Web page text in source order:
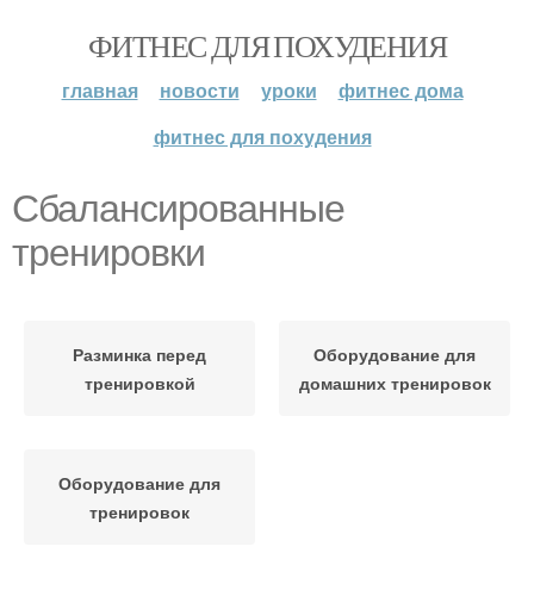
ФИТНЕС ДЛЯ ПОХУДЕНИЯ
главная новости уроки
фитнес дома
фитнес для похудения
Сбалансированные
тренировки
Разминка перед
тренировкой
Оборудование для
домашних тренировок
Оборудование для
тренировок